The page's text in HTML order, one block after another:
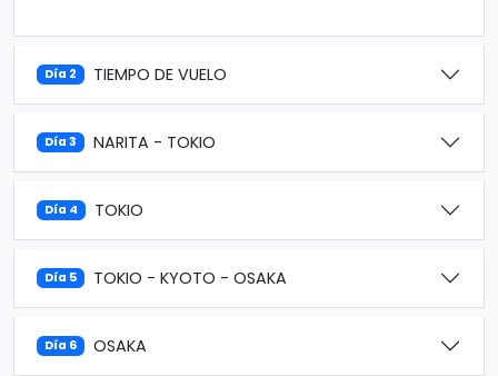
Día 2 TIEMPO DE VUELO
Día 3 NARITA - TOKIO
Día 4 TOKIO
Día 5 TOKIO - KYOTO - OSAKA
Día 6 OSAKA